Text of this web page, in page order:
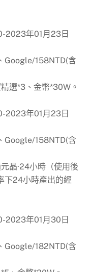
2023年01月23日
Google/158NTD(含
選*3、金幣*30W。
2023年01月23日
Google/158NTD(含
晶·24小時（使用後
下24小時產出的經
2023年01月30日
Google/182NTD(含